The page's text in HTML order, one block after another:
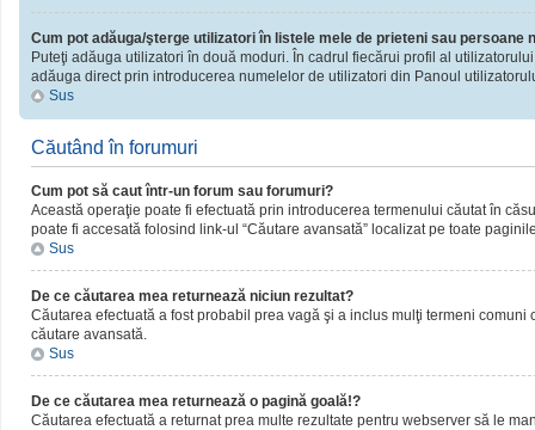
Cum pot adăuga/şterge utilizatori în listele mele de prieteni sau persoane
Puteţi adăuga utilizatori în două moduri. În cadrul fiecărui profil al
adăuga direct prin introducerea numelelor de utilizatori din Panoul
Sus
Căutând în forumuri
Cum pot să caut într-un forum sau forumuri?
Această operaţie poate fi efectuată prin introducerea termenului căutat în
poate fi accesată folosind link-ul “Căutare avansată” localizat pe toate
Sus
De ce căutarea mea returnează niciun rezultat?
Căutarea efectuată a fost probabil prea vagă şi a inclus mulţi termeni
căutare avansată.
Sus
De ce căutarea mea returnează o pagină goală!?
Căutarea efectuată a returnat prea multe rezultate pentru webserver să le